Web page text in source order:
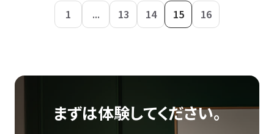
1 ... 13 14 15 16
まずは体験してください。